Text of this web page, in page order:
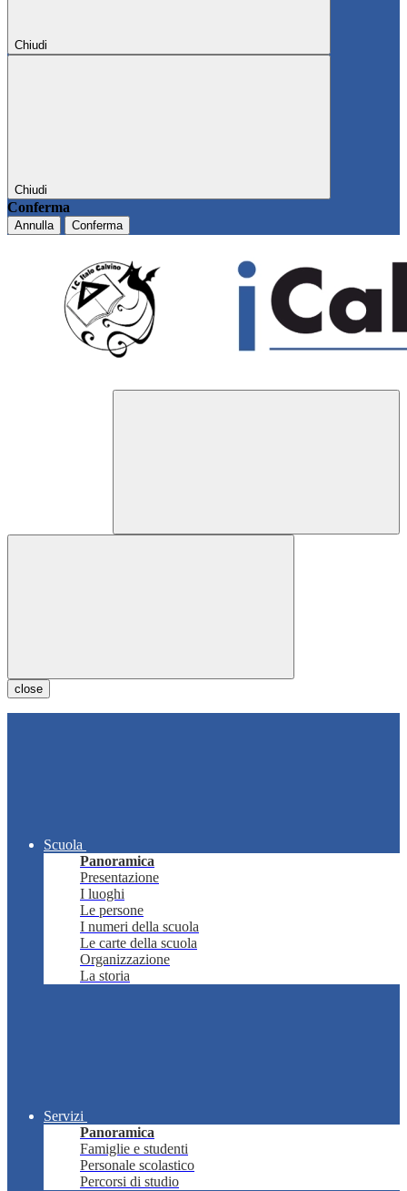
Chiudi
Chiudi
Conferma
Annulla Conferma
close
Scuola
Panoramica
Presentazione
I luoghi
Le persone
I numeri della scuola
Le carte della scuola
Organizzazione
La storia
Servizi
Panoramica
Famiglie e studenti
Personale scolastico
Percorsi di studio